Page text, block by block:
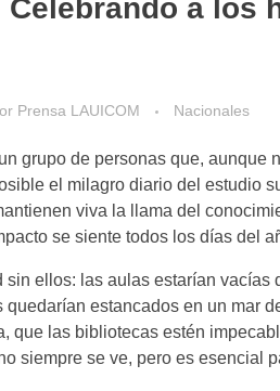
Celebrando a los
Prensa LAUICOM Nacionales
grupo de personas que,
el milagro diario del estudio
viva la llama del
se siente todos los días del
sin ellos: las aulas estarían
quedarían estancados en un mar
que las bibliotecas estén
siempre se ve, pero es esencial